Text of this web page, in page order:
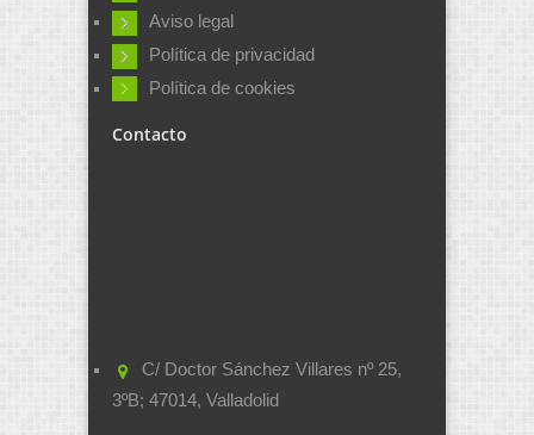
Aviso legal
Política de privacidad
Política de cookies
Contacto
C/ Doctor Sánchez Villares nº 25,
3ºB; 47014, Valladolid